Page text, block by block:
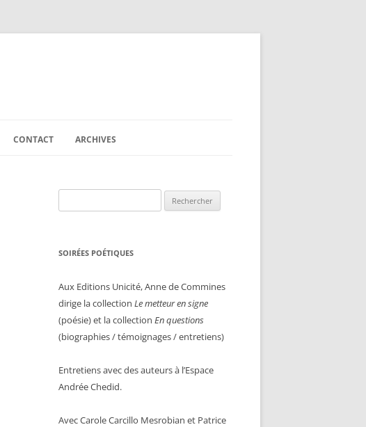
CONTACT ARCHIVES
SOIRÉES POÉTIQUES
Aux Editions Unicité, Anne de Commines
dirige la collection Le metteur en signe
(poésie) et la collection En questions
(biographies / témoignages / entretiens)
Entretiens avec des auteurs à l’Espace
Andrée Chedid.
Avec Carole Carcillo Mesrobian et Patrice